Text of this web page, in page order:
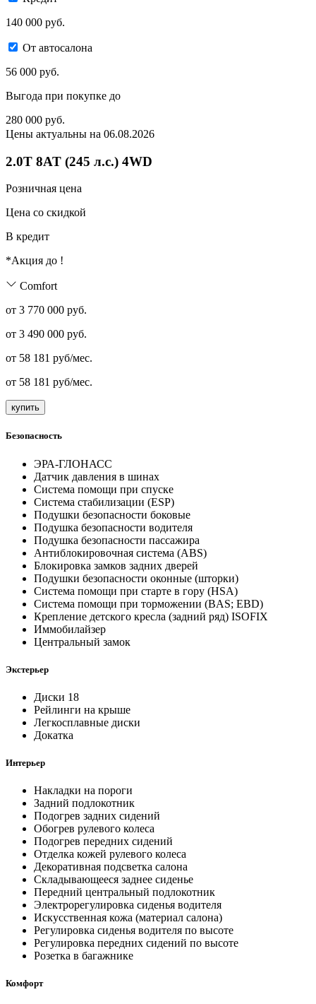
140 000 руб.
От автосалона
56 000 руб.
Выгода при покупке до
280 000 руб.
Цены актуальны на 06.08.2026
2.0T 8AT (245 л.с.) 4WD
Розничная цена
Цена со скидкой
В кредит
*Акция до !
Comfort
от 3 770 000 руб.
от 3 490 000 руб.
от 58 181 руб/мес.
от 58 181 руб/мес.
купить
Безопасность
ЭРА-ГЛОНАСС
Датчик давления в шинах
Система помощи при спуске
Система стабилизации (ESP)
Подушки безопасности боковые
Подушка безопасности водителя
Подушка безопасности пассажира
Антиблокировочная система (ABS)
Блокировка замков задних дверей
Подушки безопасности оконные (шторки)
Система помощи при старте в гору (HSA)
Система помощи при торможении (BAS; EBD)
Крепление детского кресла (задний ряд) ISOFIX
Иммобилайзер
Центральный замок
Экстерьер
Диски 18
Рейлинги на крыше
Легкосплавные диски
Докатка
Интерьер
Накладки на пороги
Задний подлокотник
Подогрев задних сидений
Обогрев рулевого колеса
Подогрев передних сидений
Отделка кожей рулевого колеса
Декоративная подсветка салона
Складывающееся заднее сиденье
Передний центральный подлокотник
Электрорегулировка сиденья водителя
Искусственная кожа (материал салона)
Регулировка сиденья водителя по высоте
Регулировка передних сидений по высоте
Розетка в багажнике
Комфорт